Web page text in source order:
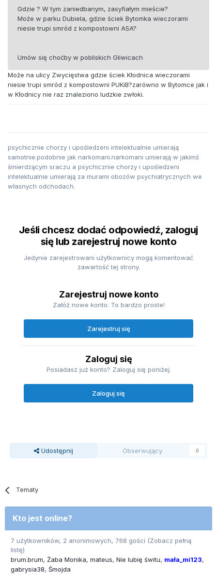
Gdzie ? W tym zaniedbanym, zasyfiałym mieście?
Może w parku Dubiela, gdzie ściek Bytomka wieczorami
niesie trupi smród z kompostowni ASA?
Umów się choćby w pobliskich Gliwicach
Może na ulicy Zwycięstwa gdzie ściek Kłodnica wieczorami
niesie trupi smród z kompostowni PUKiB?zarówno w Bytomce jak i
w Kłodnicy nie raz znaleziono ludzkie zwłoki.
psychicznie chorzy i upośledzeni intelektualnie umierają
samotnie.podobnie jak narkomani.narkomani umierają w jakimś
śmierdzącym sraczu a psychicznie chorzy i upośledzeni
intelektualnie umierają za murami obozów psychiatrycznych we
własnych odchodach.
Jeśli chcesz dodać odpowiedź, zaloguj
się lub zarejestruj nowe konto
Jedynie zarejestrowani użytkownicy mogą komentować
zawartość tej strony.
Zarejestruj nowe konto
Załóż nowe konto. To bardzo proste!
Zarejestruj się
Zaloguj się
Posiadasz już konto? Zaloguj się poniżej.
Zaloguj się
Udostępnij Obserwujący 0
Tematy
Kto jest online?
7 użytkowników, 2 anonimowych, 768 gości (Zobacz pełną
listę)
brum.brum Żaba Monika mateus Nie lubię świtu
mała_mi123
gabrysia38 Śmojda